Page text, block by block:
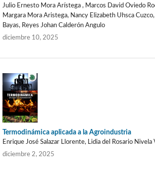
Julio Ernesto Mora Arístega , Marcos David Oviedo
Margara Mora Aristega, Nancy Elizabeth Uhsca
Bayas, Reyes Johan Calderón Angulo
diciembre 10, 2025
Termodinámica aplicada a la Agroindustria
Enrique José Salazar Llorente, Lidia del Rosario Nivela
diciembre 2, 2025